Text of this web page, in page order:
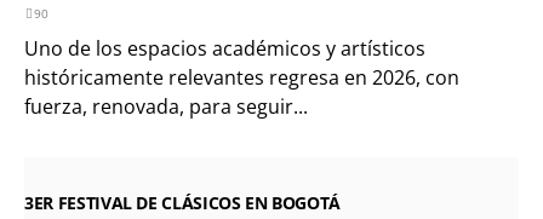
90
Uno de los espacios académicos y artísticos
históricamente relevantes regresa en 2026, con
fuerza, renovada, para seguir...
3ER FESTIVAL DE CLÁSICOS EN BOGOTÁ